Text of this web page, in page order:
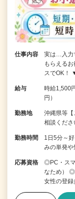
仕事内容
実は…入力
もらえる
スでOK！
給与
時給1,500
円）
勤務地
沖縄県等
相談くださ
勤務時間
1日5分～
みの単発や
応募資格
◎PC・ス
なため）
女性の登